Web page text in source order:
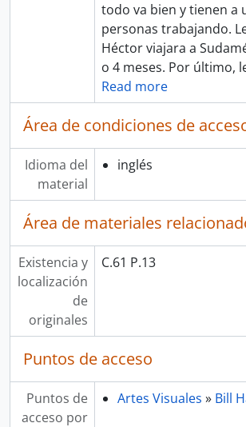
todo va bien y tienen a
personas trabajando.
Héctor viajara a
o 4 meses. Por último,
Read more
Área de condiciones de
Idioma del
material
inglés
Área de materiales
Existencia y
localización
de
originales
C.61 P.13
Puntos de acceso
Puntos de
acceso por
Artes Visuales » Bill